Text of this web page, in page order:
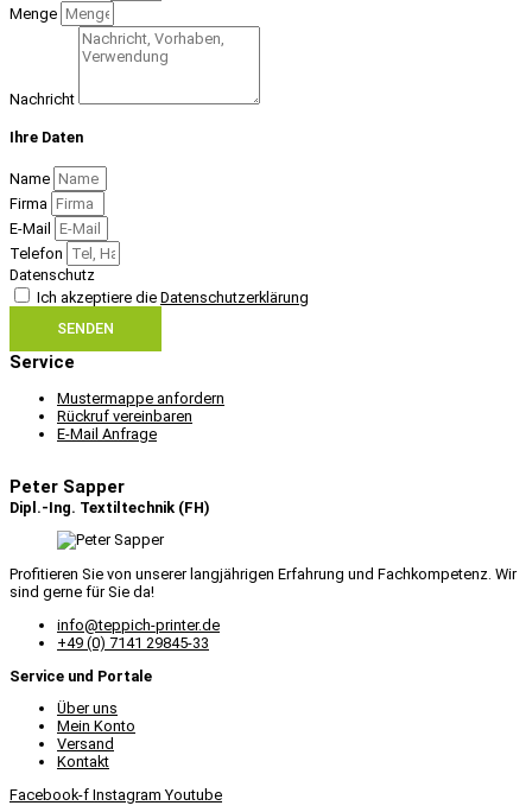
Menge
Nachricht
Ihre Daten
Name
Firma
E-Mail
Telefon
Datenschutz
Ich akzeptiere die Datenschutzerklärung
SENDEN
Service
Mustermappe anfordern
Rückruf vereinbaren
E-Mail Anfrage
Peter Sapper
Dipl.-Ing. Textiltechnik (FH)
Profitieren Sie von unserer langjährigen Erfahrung und Fachkompetenz. Wir
sind gerne für Sie da!
info@teppich-printer.de
+49 (0) 7141 29845-33
Service und Portale
Über uns
Mein Konto
Versand
Kontakt
Facebook-f Instagram Youtube